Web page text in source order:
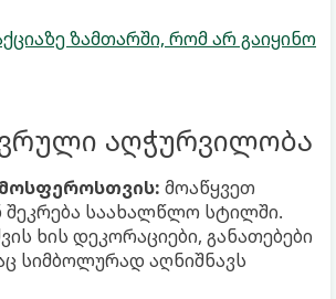
ზამთარში, რომ არ გაიყინო
აღჭურვილობა
მოაწყვეთ
შეკრება საახალწლო სტილში.
ხის დეკორაციები, განათებები
სიმბოლურად აღნიშნავს